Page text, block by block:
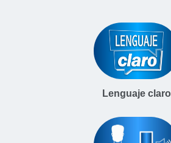
Lenguaje claro